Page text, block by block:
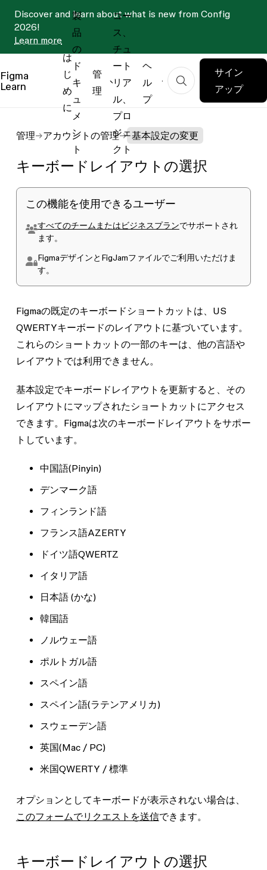
Discover and learn about what is new from Config
2026!
Learn more
Figma
Learn
は
じ
め
に
製
品
の
ド
キ
ュ
メ
ン
ト
管
理
コー
ス、
チュ
ート
リア
ル、
プロ
ジェ
クト
ヘ
ル
プ
サイン
アップ
管理 アカウントの管理 基本設定の変更
キーボードレイアウトの選択
この機能を使用できるユーザー
すべてのチームまたはビジネスプランでサポートされ
ます。
FigmaデザインとFigJamファイルでご利用いただけま
す。
Figmaの既定のキーボードショートカットは、US
QWERTYキーボードのレイアウトに基づいています。
これらのショートカットの一部のキーは、他の言語や
レイアウトでは利用できません。
基本設定でキーボードレイアウトを更新すると、その
レイアウトにマップされたショートカットにアクセス
できます。Figmaは次のキーボードレイアウトをサポー
トしています。
中国語(Pinyin)
デンマーク語
フィンランド語
フランス語AZERTY
ドイツ語QWERTZ
イタリア語
日本語 (かな)
韓国語
ノルウェー語
ポルトガル語
スペイン語
スペイン語(ラテンアメリカ)
スウェーデン語
英国(Mac / PC)
米国QWERTY / 標準
オプションとしてキーボードが表示されない場合は、
このフォームでリクエストを送信できます。
キーボードレイアウトの選択